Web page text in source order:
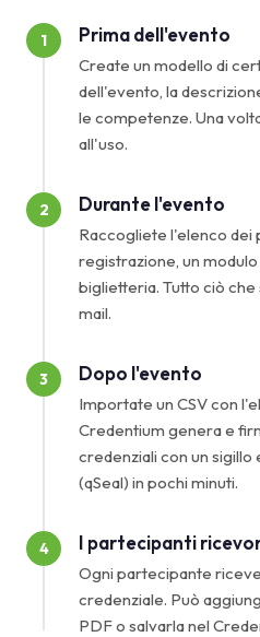
1 Prima dell'evento
Create un modello di
dell'evento, la
le competenze. Una
all'uso.
2 Durante l'evento
Raccogliete l'elenco
registrazione, un
biglietteria. Tutto ciò
mail.
3 Dopo l'evento
Importate un CSV con
Credentium genera e
credenziali con un
(qSeal) in pochi minuti.
4 I partecipanti
Ogni partecipante
credenziale. Può
PDF o salvarla nel